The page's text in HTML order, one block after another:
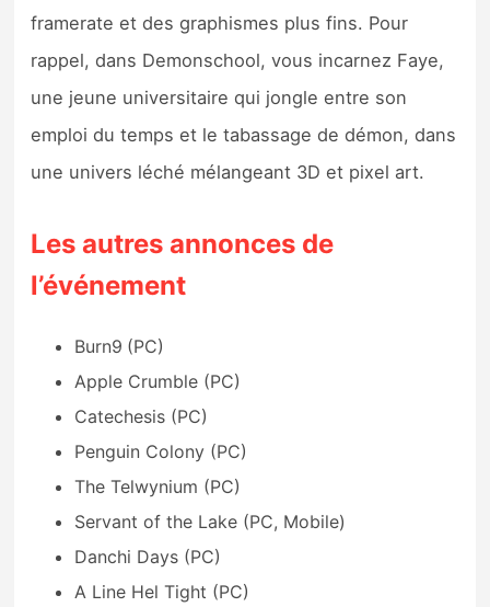
framerate et des graphismes plus fins. Pour
rappel, dans Demonschool, vous incarnez Faye,
une jeune universitaire qui jongle entre son
emploi du temps et le tabassage de démon, dans
une univers léché mélangeant 3D et pixel art.
Les autres annonces de
l’événement
Burn9 (PC)
Apple Crumble (PC)
Catechesis (PC)
Penguin Colony (PC)
The Telwynium (PC)
Servant of the Lake (PC, Mobile)
Danchi Days (PC)
A Line Hel Tight (PC)